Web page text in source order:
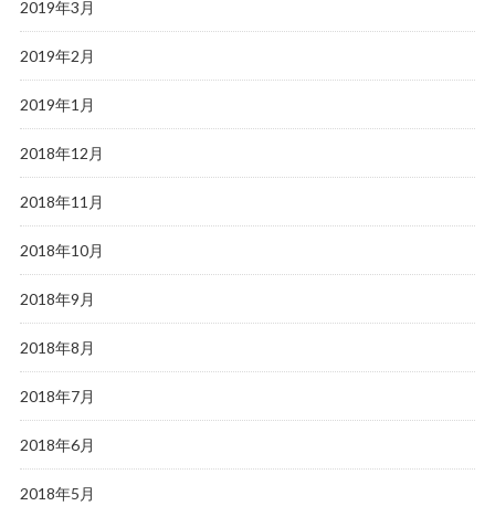
2019年3月
2019年2月
2019年1月
2018年12月
2018年11月
2018年10月
2018年9月
2018年8月
2018年7月
2018年6月
2018年5月